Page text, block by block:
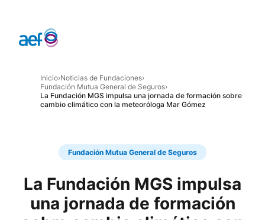
Inicio›Noticias de Fundaciones›
Fundación Mutua General de Seguros›
La Fundación MGS impulsa una jornada de formación sobre
cambio climático con la meteoróloga Mar Gómez
Fundación Mutua General de Seguros
La Fundación MGS impulsa
una jornada de formación